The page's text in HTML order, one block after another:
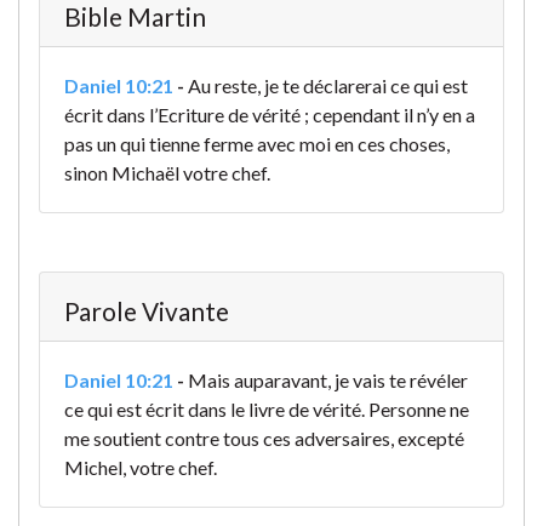
Bible Martin
Daniel 10:21 - Au reste, je te déclarerai ce qui est
écrit dans l’Ecriture de vérité ; cependant il n’y en a
pas un qui tienne ferme avec moi en ces choses,
sinon Michaël votre chef.
Parole Vivante
Daniel 10:21 - Mais auparavant, je vais te révéler
ce qui est écrit dans le livre de vérité. Personne ne
me soutient contre tous ces adversaires, excepté
Michel, votre chef.